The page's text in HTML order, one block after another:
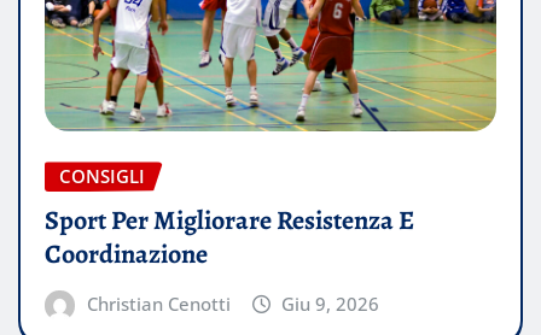
CONSIGLI
Sport Per Migliorare Resistenza E
Coordinazione
Christian Cenotti Giu 9, 2026